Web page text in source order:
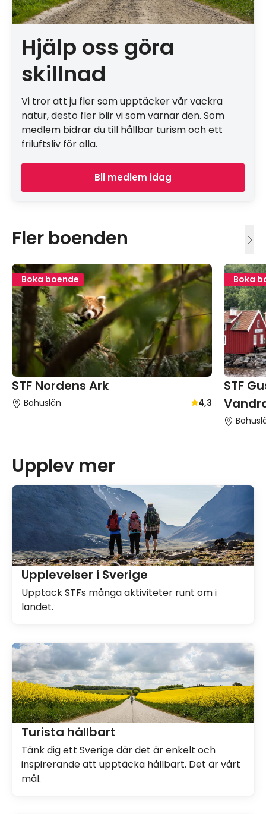
Hjälp oss göra
skillnad
Vi tror att ju fler som upptäcker vår vackra
natur, desto fler blir vi som värnar den. Som
medlem bidrar du till hållbar turism och ett
friluftsliv för alla.
Bli medlem idag
Fler boenden
STF Nordens Ark
Bohuslän Genomsnittligt
4,3
Boka boende
STF
Boka
Upplev mer
Upplevelser i Sverige
Upptäck STFs många aktiviteter runt om i
landet.
Turista hållbart
Tänk dig ett Sverige där det är enkelt och
inspirerande att upptäcka hållbart. Det är vårt
mål.